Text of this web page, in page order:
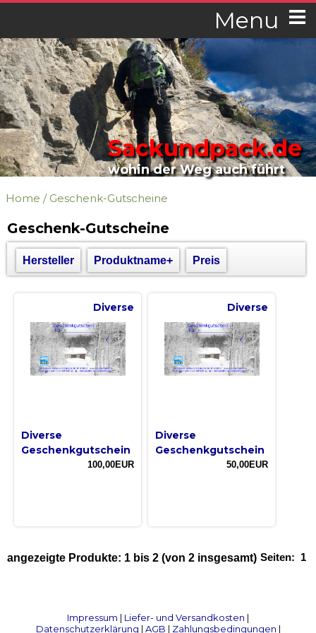
Menu
Sackundpack.de
wohin der Weg auch führt
Home / Geschenk-Gutscheine
Geschenk-Gutscheine
Hersteller Produktname+ Preis
Diverse
Diverse
Geschenkgutschein
100,00EUR
Diverse
Diverse
Geschenkgutschein
50,00EUR
Seiten: 1
angezeigte Produkte: 1 bis 2 (von 2 insgesamt)
Impressum | Liefer- und Versandkosten |
Datenschutzerklärung | AGB | Zahlungsbedingungen |